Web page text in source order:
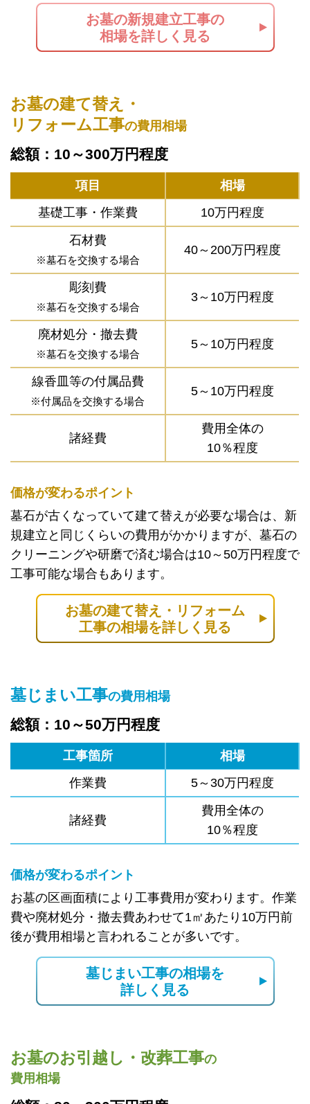
お墓の新規建立工事の
相場を詳しく見る
お墓の建て替え・
リフォーム工事の費用相場
総額：10～300万円程度
項目
相場
基礎工事・作業費
10万円程度
石材費
※墓石を交換する場合
40～200万円程度
彫刻費
※墓石を交換する場合
3～10万円程度
廃材処分・撤去費
※墓石を交換する場合
5～10万円程度
線香皿等の付属品費
※付属品を交換する場合
5～10万円程度
諸経費
費用全体の
10％程度
価格が変わるポイント
墓石が古くなっていて建て替えが必要な場合は、新
規建立と同じくらいの費用がかかりますが、墓石の
クリーニングや研磨で済む場合は10～50万円程度で
工事可能な場合もあります。
お墓の建て替え・リフォーム
工事の相場を詳しく見る
墓じまい工事の費用相場
総額：10～50万円程度
工事箇所
相場
作業費
5～30万円程度
諸経費
費用全体の
10％程度
価格が変わるポイント
お墓の区画面積により工事費用が変わります。作業
費や廃材処分・撤去費あわせて1㎡あたり10万円前
後が費用相場と言われることが多いです。
墓じまい工事の相場を
詳しく見る
お墓のお引越し・改葬工事の
費用相場